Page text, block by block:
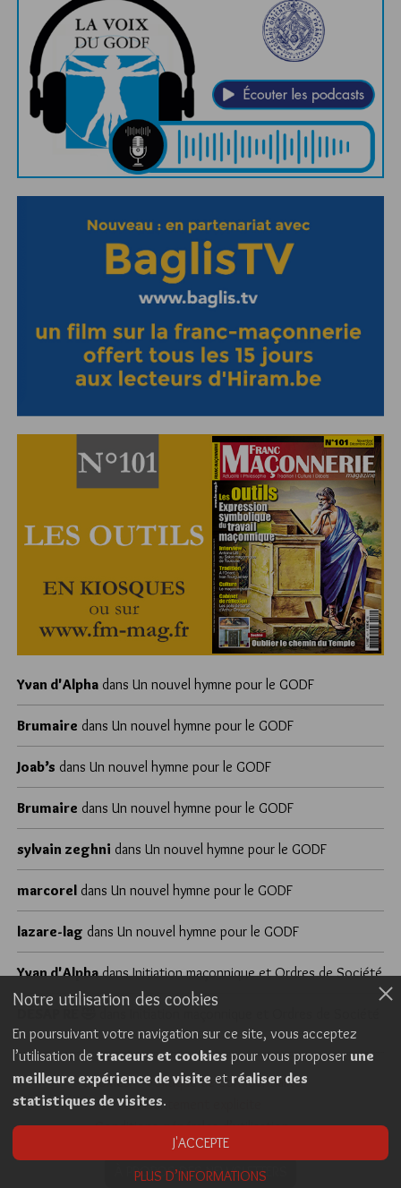
Yvan d'Alpha dans Un nouvel hymne pour le GODF
Brumaire dans Un nouvel hymne pour le GODF
Joab’s dans Un nouvel hymne pour le GODF
Brumaire dans Un nouvel hymne pour le GODF
sylvain zeghni dans Un nouvel hymne pour le GODF
marcorel dans Un nouvel hymne pour le GODF
lazare-lag dans Un nouvel hymne pour le GODF
Yvan d'AlphadansInitiation maçonnique et Ordres de Société
Cookies
Politique de confidentialité
Consentement explicite
Conditions générales d’utilisation
À PROPOS DES NEWSLETTERS
Notre utilisation des cookies
En poursuivant votre navigation sur ce site, vous acceptez
l’utilisation de traceurs et cookies pour vous proposer une
meilleure expérience de visite et réaliser des
statistiques de visites.
J'ACCEPTE
PLUS D’INFORMATIONS